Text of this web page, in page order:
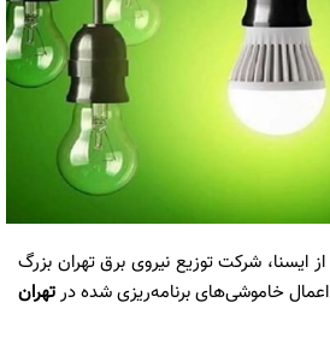
ایسنا، شرکت توزیع نیروی برق تهران بزرگ
خاموشی‌های برنامه‌ریزی شده درتهران